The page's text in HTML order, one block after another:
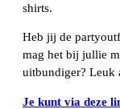
shirts.
Heb jij de
mag het bij jullie
uitbundiger? Leuk
Je kunt via deze